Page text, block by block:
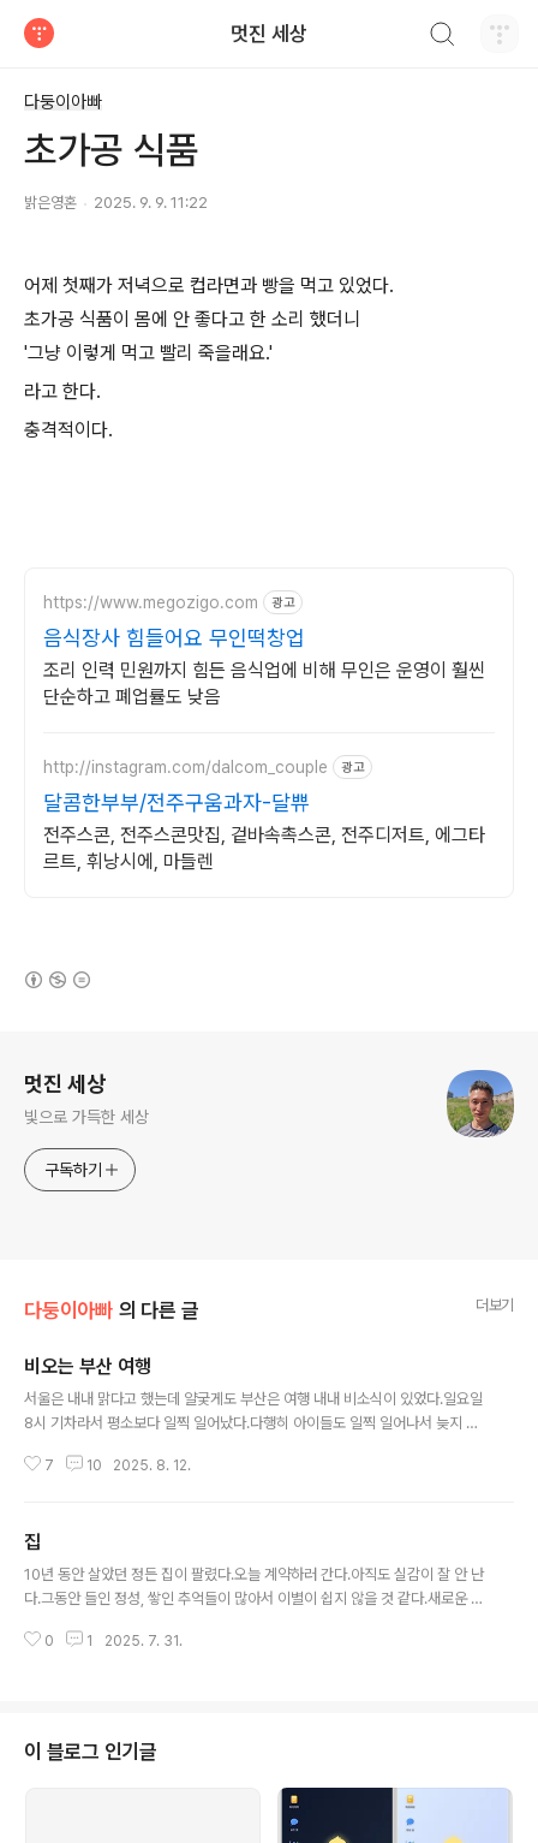
멋진 세상
다둥이아빠
초가공 식품
밝은영혼 2025. 9. 9. 11:22
어제 첫째가 저녁으로 컵라면과 빵을 먹고 있었다.
초가공 식품이 몸에 안 좋다고 한 소리 했더니
'그냥 이렇게 먹고 빨리 죽을래요.'
라고 한다.
충격적이다.
https://www.megozigo.com 광고
음식장사 힘들어요 무인떡창업
조리 인력 민원까지 힘든 음식업에 비해 무인은 운영이 훨씬
단순하고 폐업률도 낮음
http://instagram.com/dalcom_couple 광고
달콤한부부/전주구움과자-달쀼
전주스콘, 전주스콘맛집, 겉바속촉스콘, 전주디저트, 에그타
르트, 휘낭시에, 마들렌
멋진 세상
빛으로 가득한 세상
구독하기
다둥이아빠 의 다른 글 더보기
비오는 부산 여행
서울은 내내 맑다고 했는데 얄궂게도 부산은 여행 내내 비소식이 있었다.일요일
8시 기차라서 평소보다 일찍 일어났다.다행히 아이들도 일찍 일어나서 늦지 않
로 KTX를 탔다. 생각보다 승차감이 좋았다.흔들림이 심하지 않아서 멀미 심한
가 쏟아지기 시작했다.점심을 먹으러 미리 정해둔 식당으로 이동했다.택시에 다
섯 명이 한 번에 탈 수 없어서 나만 혼자 따로 택시를 탔다.점심은 '칠암만장'에
서 먹었다. 장어구이와 솥밥을 하는 곳이었는데 음식이 깔끔하고 맛있었다.아이
7 10 2025. 8. 12.
집
10년 동안 살았던 정든 집이 팔렸다.오늘 계약하러 간다.아직도 실감이 잘 안 난
다.그동안 들인 정성, 쌓인 추억들이 많아서 이별이 쉽지 않을 것 같다.새로운 시
까? 0 1 2025. 7. 31.
이 블로그 인기글